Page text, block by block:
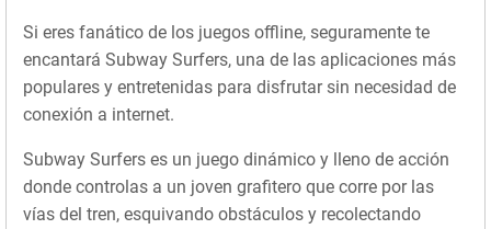
Si eres fanático de los juegos offline, seguramente te
encantará Subway Surfers, una de las aplicaciones más
populares y entretenidas para disfrutar sin necesidad de
conexión a internet.
Subway Surfers es un juego dinámico y lleno de acción
donde controlas a un joven grafitero que corre por las
vías del tren, esquivando obstáculos y recolectando